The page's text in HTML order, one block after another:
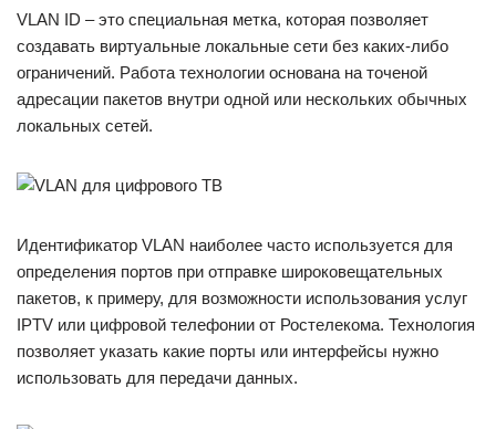
VLAN ID – это специальная метка, которая позволяет
создавать виртуальные локальные сети без каких-либо
ограничений. Работа технологии основана на точеной
адресации пакетов внутри одной или нескольких обычных
локальных сетей.
Идентификатор VLAN наиболее часто используется для
определения портов при отправке широковещательных
пакетов, к примеру, для возможности использования услуг
IPTV или цифровой телефонии от Ростелекома. Технология
позволяет указать какие порты или интерфейсы нужно
использовать для передачи данных.